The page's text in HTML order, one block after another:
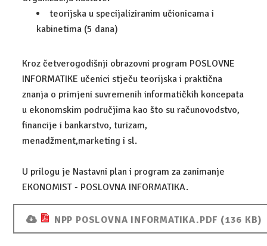
teorijska u specijaliziranim učionicama i
kabinetima (5 dana)
Kroz četverogodišnji obrazovni program POSLOVNE
INFORMATIKE učenici stječu teorijska i praktična
znanja o primjeni suvremenih informatičkih koncepata
u ekonomskim područjima kao što su računovodstvo,
financije i bankarstvo, turizam,
menadžment,marketing i sl.
U prilogu je Nastavni plan i program za zanimanje
EKONOMIST - POSLOVNA INFORMATIKA.
NPP POSLOVNA INFORMATIKA.PDF (136 KB)
TEHNIČAR ZA BANKARSTVO I OSIGURANJE
POSLOVNO-PRAVNI TEHNIČAR
GALERIJA
KONTAKT